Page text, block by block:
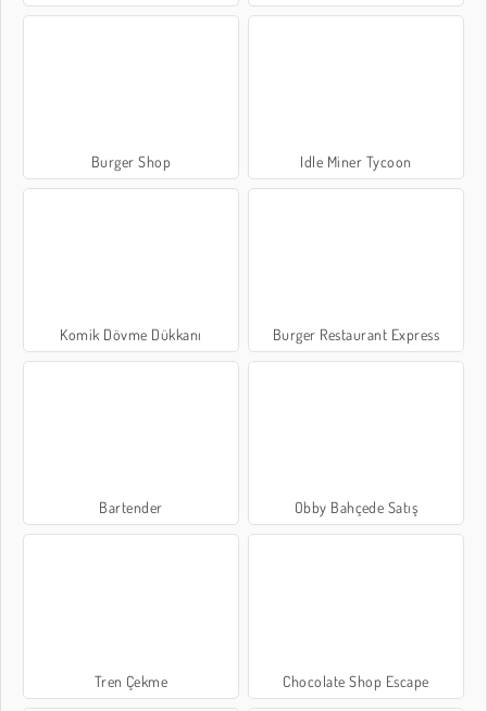
Burger Shop Idle Miner Tycoon
Komik Dövme Dükkanı Burger Restaurant Express
Bartender Obby Bahçede Satış
Tren Çekme Chocolate Shop Escape